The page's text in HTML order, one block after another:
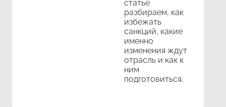
статье
разбираем, как
избежать
санкций, какие
именно
изменения ждут
отрасль и как к
ним
подготовиться.